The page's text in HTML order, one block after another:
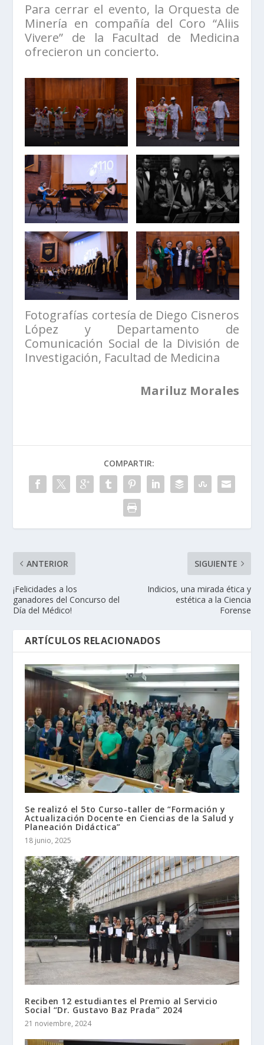
Para cerrar el evento, la Orquesta de
Minería en compañía del Coro “Aliis
Vivere” de la Facultad de Medicina
ofrecieron un concierto.
Fotografías cortesía de Diego Cisneros
López y Departamento de
Comunicación Social de la División de
Investigación, Facultad de Medicina
Mariluz Morales
COMPARTIR:
ANTERIOR
¡Felicidades a los
ganadores del Concurso del
Día del Médico!
SIGUIENTE
Indicios, una mirada ética y
estética a la Ciencia
Forense
ARTÍCULOS RELACIONADOS
Se realizó el 5to Curso-taller de “Formación y
Actualización Docente en Ciencias de la Salud y
Planeación Didáctica”
18 junio, 2025
Reciben 12 estudiantes el Premio al Servicio
Social “Dr. Gustavo Baz Prada” 2024
21 noviembre, 2024